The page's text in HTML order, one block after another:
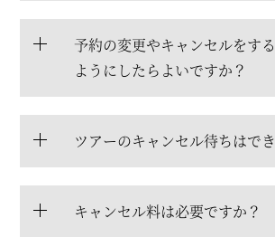
予約の変更やキャンセルをす
ようにしたらよいですか？
ツアーのキャンセル待ちはで
キャンセル料は必要ですか？